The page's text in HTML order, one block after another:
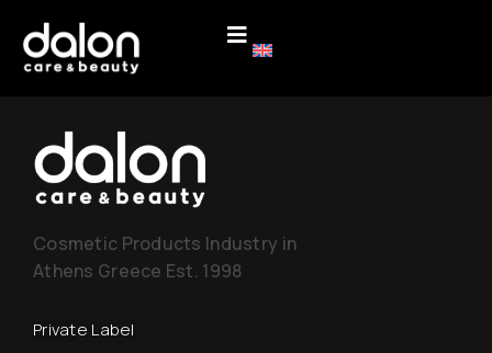
Cosmetic Products Industry in
Athens Greece Est. 1998
Private Label